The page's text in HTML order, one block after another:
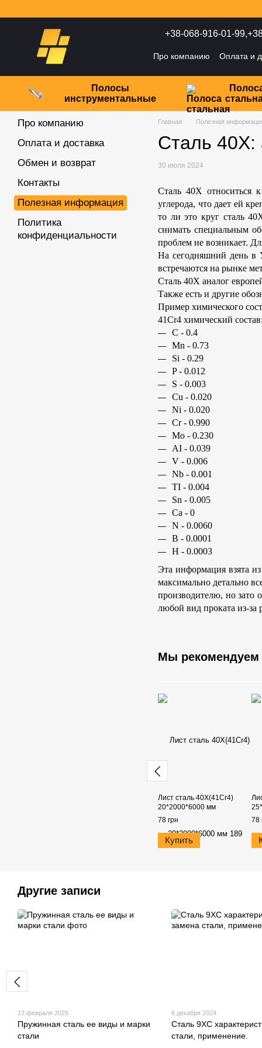
+38-068-916-01-99,
Про компанию
Оплата и
Полосы
инструментальные
Главная Полезная
Сталь 40Х:
30 июля 2024
Сталь 40Х относиться
углерода, что дает ей
то ли это круг сталь
снимать специальным
проблем не возникает.
На сегодняшний день в
встречаются на рынке
Сталь 40Х аналог
Также есть и другие
Пример химического
41Cr4 химический
C - 0.4
Mn - 0.73
Si - 0.29
P - 0.012
S - 0.003
Cu - 0.020
Ni - 0.020
Cr - 0.990
Mo - 0.230
AI - 0.039
V - 0.006
Nb - 0.001
TI - 0.004
Sn - 0.005
Ca - 0
N - 0.0060
B - 0.0001
H - 0.0003
Эта информация взята
максимально детально
производителю, но зато
любой вид проката из-за
Мы рекомендуем
Лист сталь 40Х(41Cr4)
20*2000*6000 мм
78 грн
Купить
78
Про компанию
Оплата и доставка
Обмен и возврат
Контакты
Полезная информация
Политика
конфиденциальности
Другие записи
13 февраля 2025
Пружинная сталь ее виды и марки
стали
6 декабря 2024
Сталь 9ХС
стали, применение.